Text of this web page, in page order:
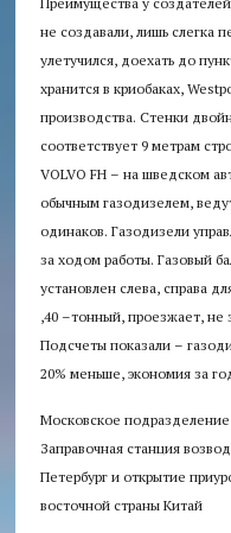
не создавали, лишь слегка
улетучился, доехать до
хранится в криобаках,
производства. Стенки
соответствует 9 метрам
VOLVO FH – на шведском
обычным газодизелем,
одинаков. Газодизели
за ходом работы. Газовый
установлен слева, справа
,40 –тонный, проезжает, не
Подсчеты показали –
20% меньше, экономия за
Московское подразделение
Заправочная станция
Петербург и открытие
восточной страны Китай